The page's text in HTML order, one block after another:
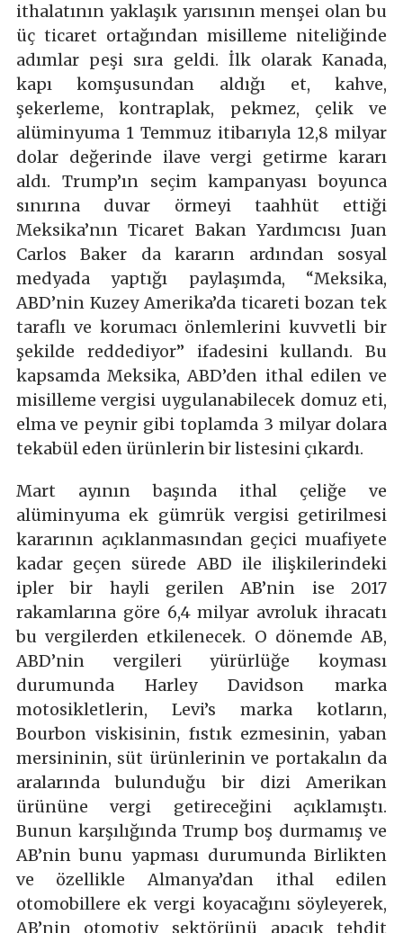
ithalatının yaklaşık yarısının menşei olan bu
üç ticaret ortağından misilleme niteliğinde
adımlar peşi sıra geldi. İlk olarak Kanada,
kapı komşusundan aldığı et, kahve,
şekerleme, kontraplak, pekmez, çelik ve
alüminyuma 1 Temmuz itibarıyla 12,8 milyar
dolar değerinde ilave vergi getirme kararı
aldı. Trump’ın seçim kampanyası boyunca
sınırına duvar örmeyi taahhüt ettiği
Meksika’nın Ticaret Bakan Yardımcısı Juan
Carlos Baker da kararın ardından sosyal
medyada yaptığı paylaşımda, “Meksika,
ABD’nin Kuzey Amerika’da ticareti bozan tek
taraflı ve korumacı önlemlerini kuvvetli bir
şekilde reddediyor” ifadesini kullandı. Bu
kapsamda Meksika, ABD’den ithal edilen ve
misilleme vergisi uygulanabilecek domuz eti,
elma ve peynir gibi toplamda 3 milyar dolara
tekabül eden ürünlerin bir listesini çıkardı.
Mart ayının başında ithal çeliğe ve
alüminyuma ek gümrük vergisi getirilmesi
kararının açıklanmasından geçici muafiyete
kadar geçen sürede ABD ile ilişkilerindeki
ipler bir hayli gerilen AB’nin ise 2017
rakamlarına göre 6,4 milyar avroluk ihracatı
bu vergilerden etkilenecek. O dönemde AB,
ABD’nin vergileri yürürlüğe koyması
durumunda Harley Davidson marka
motosikletlerin, Levi’s marka kotların,
Bourbon viskisinin, fıstık ezmesinin, yaban
mersininin, süt ürünlerinin ve portakalın da
aralarında bulunduğu bir dizi Amerikan
ürününe vergi getireceğini açıklamıştı.
Bunun karşılığında Trump boş durmamış ve
AB’nin bunu yapması durumunda Birlikten
ve özellikle Almanya’dan ithal edilen
otomobillere ek vergi koyacağını söyleyerek,
AB’nin otomotiv sektörünü apaçık tehdit